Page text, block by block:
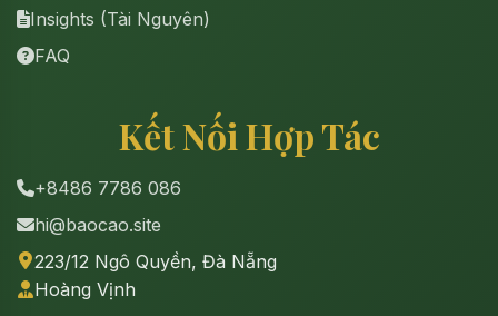
Insights (Tài Nguyên)
FAQ
Kết Nối Hợp Tác
+8486 7786 086
hi@baocao.site
223/12 Ngô Quyền, Đà Nẵng
Hoàng Vịnh